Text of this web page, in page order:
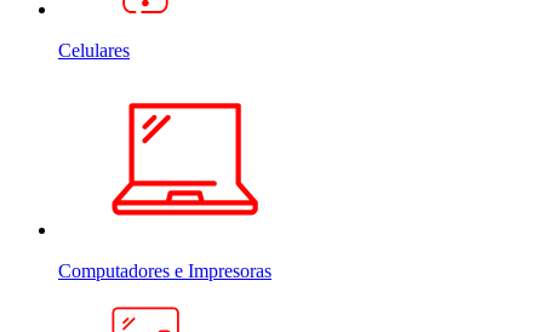
Celulares
Computadores e Impresoras